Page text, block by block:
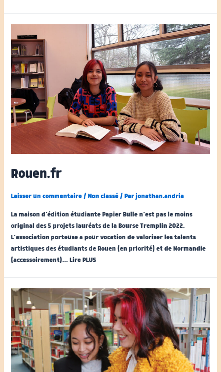
Rouen.fr
Laisser un commentaire / Non classé / Parjonathan.andria
La maison d’édition étudiante Papier Bulle n’est pas le moins
original des 5 projets lauréats de la Bourse Tremplin 2022.
L’association porteuse a pour vocation de valoriser les talents
artistiques des étudiants de Rouen (en priorité) et de Normandie
(accessoirement)… Lire PLUS